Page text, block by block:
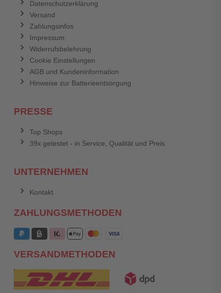
Datenschutzerklärung
Versand
Zahlungsinfos
Impressum
Widerrufsbelehrung
Cookie Einstellungen
AGB und Kundeninformation
Hinweise zur Batterieentsorgung
PRESSE
Top Shops
39x getestet - in Service, Qualität und Preis
UNTERNEHMEN
Kontakt
ZAHLUNGSMETHODEN
VERSANDMETHODEN